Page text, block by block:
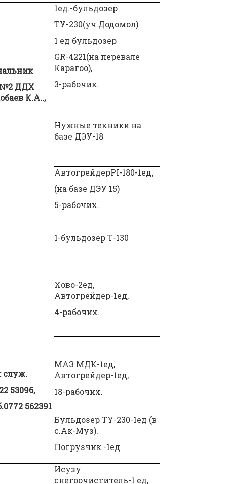
ДДХ
К.А..,
служ.
53096,
0772 562391
1ед.-бульдозер
ТУ-230(уч.Додомол)
1 ед бульдозер
GR-4221(на перевале
Карагоо),
3-рабочих.
Нужные техники на
базе ДЭУ-18
АвтогрейдерPI-180-1ед,
(на базе ДЭУ 15)
5-рабочих.
1-бульдозер Т-130
Хово-2ед,
Автогрейдер-1ед,
4-рабочих.
МАЗ МДК-1ед,
Автогрейдер-1ед,
18-рабочих.
Бульдозер TY-230-1ед (в
с.Ак-Муз).
Погрузчик -1ед
Исузу
снегоочиститель-1 ед,